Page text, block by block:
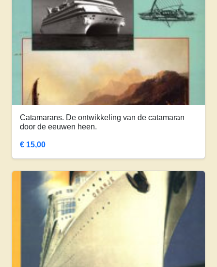
Catamarans. De ontwikkeling van de catamaran
door de eeuwen heen.
€ 15,00